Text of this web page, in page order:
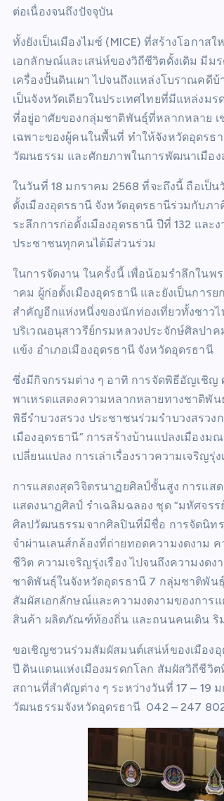
ต่อเนื่องจนถึงปัจจุบัน
ทั้งยังเป็นเมืองไมซ์ (MICE) ที่สร้างโอกาส
เอกลักษณ์และเสน่ห์ของวิถีชีวิตดั้งเดิม มี
เครื่องปั้นดินเผา ไปจนถึงแหล่งโบราณคดี
เป็นจังหวัดเดียวในประเทศไทยที่มีแหล่งม
ที่อยู่อาศัยของกลุ่มชาติพันธุ์ที่หลากหลาย
เฉพาะของผู้คนในพื้นที่ ทำให้จังหวัดอุดรธ
วัฒนธรรม และศักยภาพในการพัฒนาเมือ
ในวันที่ 18 มกราคม 2568 ที่จะถึงนี้ ถือเป็
ตั้งเมืองอุดรธานี จังหวัดอุดรธานีร่วมกับภ
ระลึกการก่อตั้งเมืองอุดรธานี ปีที่ 132 แล
ประชาชนทุกคนได้มีส่วนร่วม
ในการจัดงาน ในครั้งนี้ เพื่อน้อมรำลึกใน
าคม ผู้ก่อตั้งเมืองอุดรธานี และยังเป็นกา
สำคัญอีกแห่งหนึ่งของนักท่องเที่ยวทั้งชาว
บริเวณอนุสาวรีย์กรมหลวงประจักษ์ศิลปา
แข้ง อำเภอเมืองอุดรธานี จังหวัดอุดรธานี
ซึ่งมีกิจกรรมต่าง ๆ อาทิ การจัดพิธีอัญเชิญ
พาเหรดแสดงความหลากหลายทางชาติพั
พิธีรำบวงสรวง ประชาชนร่วมรำบวงสรวง
เมืองอุดรธานี” การสร้างบ้านแปลงเมือง
เปลี่ยนแปลง การเล่าเรื่องราวความเจริญ
การแสดงสุดวิจิตรนาฏยศิลป์ชั้นสูง การแสด
แสดงนาฏศิลป์ รำเฉลิมฉลอง ชุด “มหัศจร
ศิลปวัฒนธรรมจากศิลปินที่มีชื่อ การจัดนิทร
จำผ่านเลนส์กล้องที่ถ่ายทอดความงดงาม ค
ชีวิต ความเจริญรุ่งเรือง ไปจนถึงความง
ชาติพันธุ์ในจังหวัดอุดรธานี 7 กลุ่มชาติพัน
สัมผัสเอกลักษณ์และความงดงามของการ
สินค้า ผลิตภัณฑ์ท้องถิ่น และถนนคนเดิน ริ
ขอเชิญชวนร่วมสัมผัสมนต์เสน่ห์ของเมือง
ปี ดินแดนแห่งเมืองมรดกโลก สัมผัสวิถีชีวิ
สถานที่สำคัญต่าง ๆ ระหว่างวันที่ 17 – 19
วัฒนธรรมจังหวัดอุดรธานี 042 – 247